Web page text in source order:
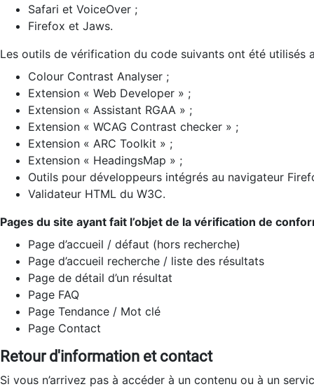
Safari et VoiceOver ;
Firefox et Jaws.
Les outils de vérification du code suivants ont été utilisés
Colour Contrast Analyser ;
Extension « Web Developer » ;
Extension « Assistant RGAA » ;
Extension « WCAG Contrast checker » ;
Extension « ARC Toolkit » ;
Extension « HeadingsMap » ;
Outils pour développeurs intégrés au navigateur
Validateur HTML du W3C.
Pages du site ayant fait l’objet de la vérification de
Page d’accueil / défaut (hors recherche)
Page d’accueil recherche / liste des résultats
Page de détail d’un résultat
Page FAQ
Page Tendance / Mot clé
Page Contact
Retour d'information et contact
Si vous n’arrivez pas à accéder à un contenu ou à un